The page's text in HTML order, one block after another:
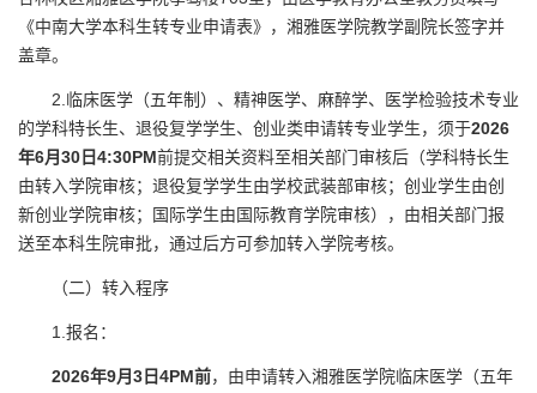
《中南大学本科生转专业申请表》，湘雅医学院教学副院长签字并
盖章。
2.临床医学（五年制）、精神医学、麻醉学、医学检验技术专业
的学科特长生、退役复学学生、创业类申请转专业学生，须于2026
年6月30日4:30PM前提交相关资料至相关部门审核后（学科特长生
由转入学院审核；退役复学学生由学校武装部审核；创业学生由创
新创业学院审核；国际学生由国际教育学院审核），由相关部门报
送至本科生院审批，通过后方可参加转入学院考核。
（二）转入程序
1.报名：
2026年9月3 日4PM前，由申请转入湘雅医学院临床医学（五年